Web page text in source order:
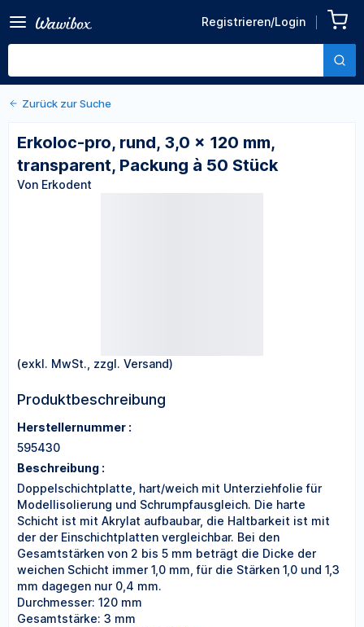
Registrieren/Login
mm, transparent, Packung à
50 Stück
Von Erkodent
Zurück zu den Produktdetails
Zurück zur Suche
Erkoloc-pro, rund, 3,0 × 120 mm,
transparent, Packung à 50 Stück
Von Erkodent
(exkl. MwSt., zzgl. Versand)
Produktbeschreibung
Herstellernummer :
595430
Beschreibung :
Doppelschichtplatte, hart/weich mit Unterziehfolie für
Modellisolierung und Schrumpfausgleich. Die harte
Schicht ist mit Akrylat aufbaubar, die Haltbarkeit ist mit
der der Einschichtplatten vergleichbar. Bei den
Gesamtstärken von 2 bis 5 mm beträgt die Dicke der
weichen Schicht immer 1,0 mm, für die Stärken 1,0 und 1,3
mm dagegen nur 0,4 mm.
Durchmesser: 120 mm
Gesamtstärke: 3 mm